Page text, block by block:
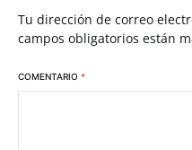
Tu dirección de correo
campos obligatorios están
COMENTARIO *